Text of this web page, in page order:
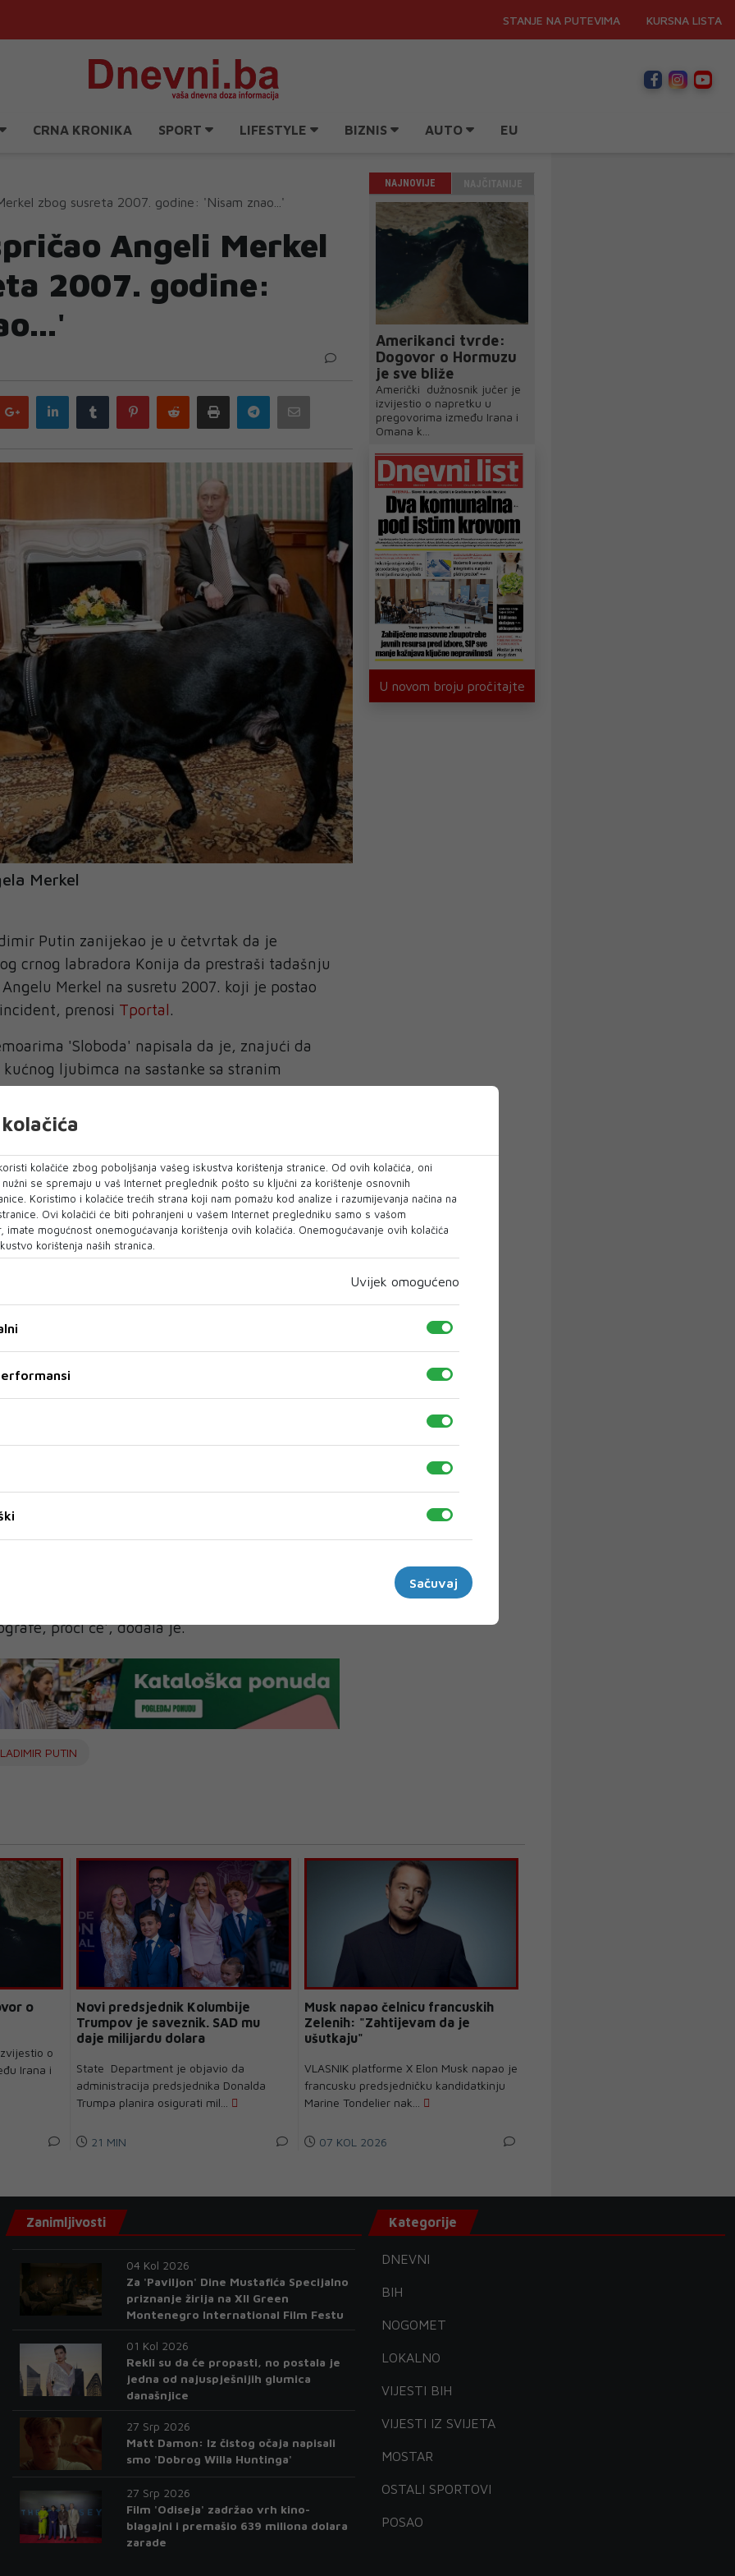
STANJE NA PUTEVIMA KURSNA LISTA
CRNA KRONIKA SPORT LIFESTYLE BIZNIS AUTO EU
zbog susreta 2007. godine: 'Nisam znao...'
Angeli Merkel
2007. godine:
Google
plus
LinkedIn Tumblr PinterestReddit Print Telegram
Merkel
Putin zanijekao je u četvrtak da je
crnog labradora Konija da prestraši tadašnju
Merkel na susretu 2007. koji je postao
prenosi Tportal.
'Sloboda' napisala da je, znajući da
ljubimca na sastanke sa stranim
da zatraži Putinov tim da ne dovodi
susretu u Moskvi 2006. uvažio njezin zahtjev,
plišanog psa, uz opasku da ne grize. No već
godine, veliki pas je lutao prostorijom i
je kancelarka, vidno nelagodno, sjedila uz
i televizijskih kamera.
u četvrtak, Putin je zanijekao da je znao za
joj se kasnije ispričao. 'Iskreno, već sam to
da se boji pasa. Da sam znao, nikad to ne
sam stvoriti opuštenu, ugodnu atmosferu',
za medije.
kad je Putin uputio novu ispriku
vjerojatnom slučaju da ponovno dođe u
ponoviti'. 'Opet joj se obraćam i govorim:
te. Nisam te htio uznemiriti', rekao je Putin.
svojim memoarima opisala mučnim. 'Pokušala
se kretao manje više tik uz mene. Putinove
kao da uživa u situaciji', napisala je
vidjeti kako osoba reagira u nevolji? Je li to bila
Samo sam mislila: ostani mirna,
proći će', dodala je.
PUTIN
NAJNOVIJE
Amerikanci tvrde:
Dogovor o Hormuzu
je sve bliže
Američki dužnosnik jučer je
izvijestio o napretku u
pregovorima između Irana i
Omana k...
U novom broju pročitajte
o
o
Irana i
Novi predsjednik Kolumbije
Trumpov je saveznik. SAD mu
daje milijardu dolara
State Department je objavio da
administracija predsjednika Donalda
Trumpa planira osigurati mil...
21 MIN
Musk napao čelnicu francuskih
Zelenih: "Zahtijevam da je
ušutkaju"
VLASNIK platforme X Elon Musk napao je
francusku predsjedničku kandidatkinju
Marine Tondelier nak...
07 KOL 2026
kolačiće zbog poboljšanja vašeg iskustva korištenja stranice. Od ovih kolačića, oni
se spremaju u vaš Internet preglednik pošto su ključni za korištenje osnovnih
Koristimo i kolačiće trećih strana koji nam pomažu kod analize i razumijevanja načina na
Ovi kolačići će biti pohranjeni u vašem Internet pregledniku samo s vašom
imate mogućnost onemogućavanja korištenja ovih kolačića. Onemogućavanje ovih kolačića
korištenja naših stranica.
Uvijek omogućeno
Sačuvaj
Zanimljivosti
04 Kol 2026
Za 'Paviljon' Dine Mustafića Specijalno
priznanje žirija na XII Green
Montenegro International Film Festu
01 Kol 2026
Rekli su da će propasti, no postala je
jedna od najuspješnijih glumica
današnjice
27 Srp 2026
Matt Damon: Iz čistog očaja napisali
smo 'Dobrog Willa Huntinga'
27 Srp 2026
Film 'Odiseja' zadržao vrh kino-
blagajni i premašio 639 miliona dolara
zarade
Kategorije
DNEVNI
BIH
NOGOMET
LOKALNO
VIJESTI BIH
VIJESTI IZ SVIJETA
MOSTAR
OSTALI SPORTOVI
POSAO